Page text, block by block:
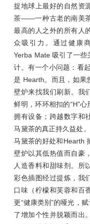
捉地球上最好的自然资
茶——一种古老的南美
最高的人之外的所有人
众吸引力。通过健康
Yerba Mate 吸引了一
计。有一个小问题：看
是 Hearth。而且，如果
壁炉来找我们刷新。我
鲜明，环环相扣的“H”
拥有设备；跨越数字和
马黛茶的真正持久益处
马黛茶的好处和Hearth
壁炉以其低热值而自豪
人造香料和甜味剂。所
彩色插图经过提炼，我
口味（柠檬和芙蓉和百
更“健康类别”的哑光，
了增加个性并脱颖而出